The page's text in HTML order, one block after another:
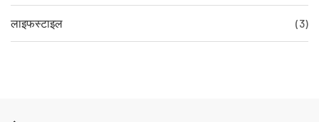
लाइफस्टाइल (3)